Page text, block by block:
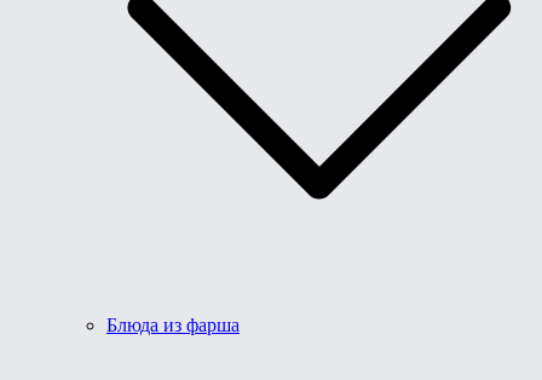
Блюда из фарша